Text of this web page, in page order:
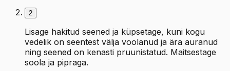
2
Lisage hakitud seened ja küpsetage, kuni kogu
vedelik on seentest välja voolanud ja ära auranud
ning seened on kenasti pruunistatud. Maitsestage
soola ja pipraga.